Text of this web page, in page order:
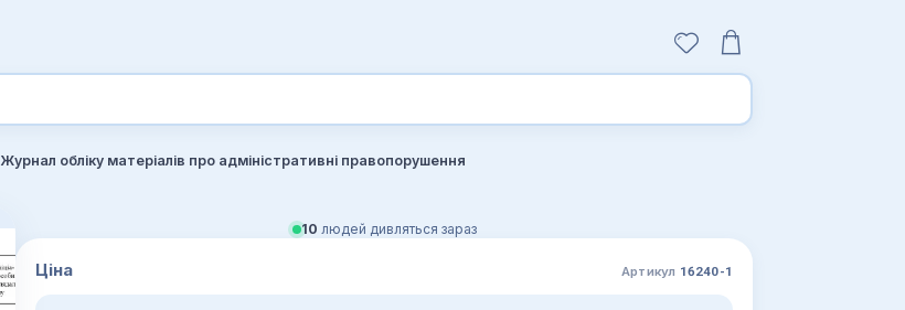
Журнал обліку матеріалів про адміністративні правопорушення
10 людей дивляться зараз
Ціна Артикул 16240-1